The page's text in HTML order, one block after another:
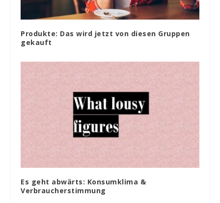
Produkte: Das wird jetzt von diesen Gruppen
gekauft
Es geht abwärts: Konsumklima &
Verbraucherstimmung